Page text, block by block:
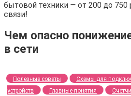
бытовой техники — от 200 до 750
связи!
Чем опасно
в сети
Полезные советы Схемы для
устройств
Главные понятия